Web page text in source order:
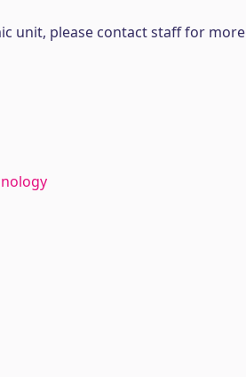
unit, please contact staff for more